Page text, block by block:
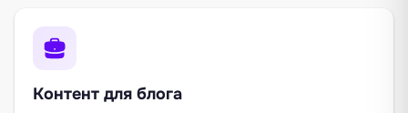
Контент для блога